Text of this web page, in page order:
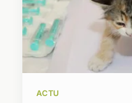
ACTU